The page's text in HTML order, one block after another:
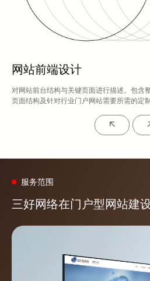
为客户提供专业的服务和支持。
网站前端设计
对网站前台结构与关键页面进行描述。包含
页面结构及针对行业门户网站需要所需的定
服务范围
三好网络在门户型网站建